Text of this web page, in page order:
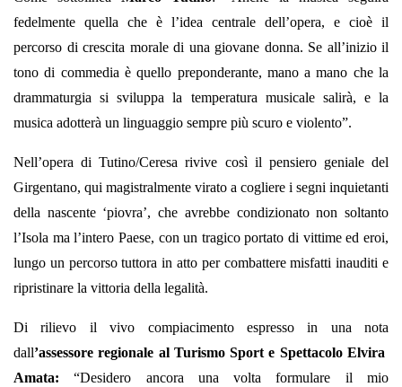
fedelmente quella che è l’idea centrale dell’opera, e cioè il
percorso di crescita morale di una giovane donna. Se all’inizio il
tono di commedia è quello preponderante, mano a mano che la
drammaturgia si sviluppa la temperatura musicale salirà, e la
musica adotterà un linguaggio sempre più scuro e violento”.
Nell’opera di Tutino/Ceresa rivive così il pensiero geniale del
Girgentano, qui magistralmente virato a cogliere i segni inquietanti
della nascente ‘piovra’, che avrebbe condizionato non soltanto
l’Isola ma l’intero Paese, con un tragico portato di vittime ed eroi,
lungo un percorso tuttora in atto per combattere misfatti inauditi e
ripristinare la vittoria della legalità.
Di rilievo il vivo compiacimento espresso in una nota
dall’assessore regionale al Turismo Sport e Spettacolo Elvira
Amata:“Desidero ancora una volta formulare il mio